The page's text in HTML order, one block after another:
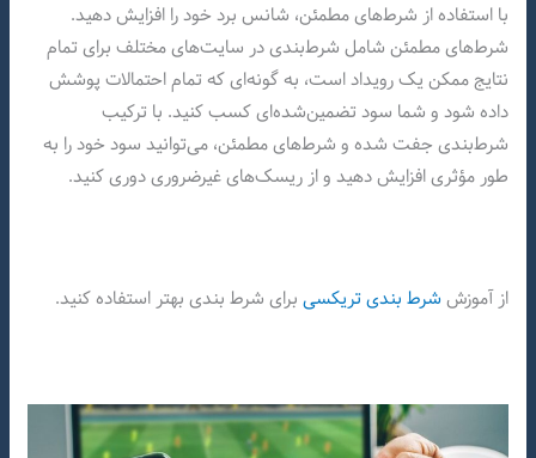
با استفاده از شرط‌های مطمئن، شانس برد خود را افزایش دهید.
شرط‌های مطمئن شامل شرط‌بندی در سایت‌های مختلف برای تمام
نتایج ممکن یک رویداد است، به گونه‌ای که تمام احتمالات پوشش
داده شود و شما سود تضمین‌شده‌ای کسب کنید. با ترکیب
شرط‌بندی جفت شده و شرط‌های مطمئن، می‌توانید سود خود را به
طور مؤثری افزایش دهید و از ریسک‌های غیرضروری دوری کنید.
از آموزش شرط بندی تریکسی برای شرط بندی بهتر استفاده کنید.